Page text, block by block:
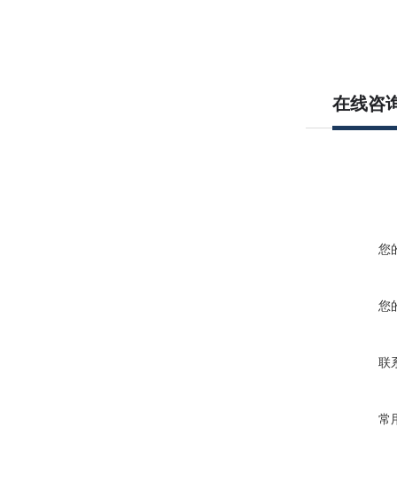
在线咨
您
您
联
常